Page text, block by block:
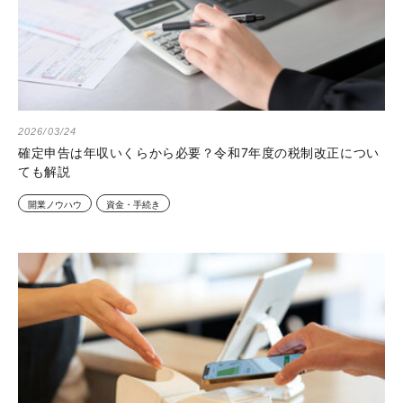
2026/03/24
確定申告は年収いくらから必要？令和7年度の税制改正につい
ても解説
開業ノウハウ 資金・手続き